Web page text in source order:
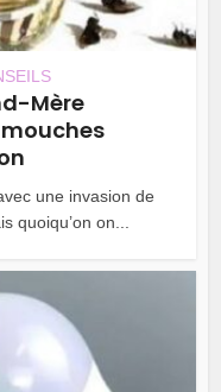
Mère
mouches
une invasion de
quoiqu’on on...